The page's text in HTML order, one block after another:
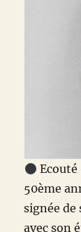
50ème
signée
avec son